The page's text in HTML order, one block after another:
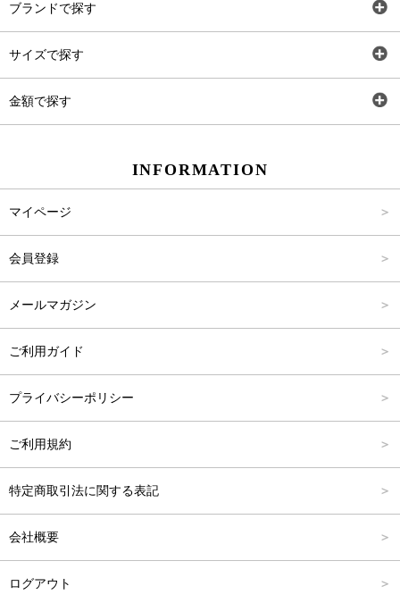
ブランドで探す
サイズで探す
金額で探す
INFORMATION
マイページ
会員登録
メールマガジン
ご利用ガイド
プライバシーポリシー
ご利用規約
特定商取引法に関する表記
会社概要
ログアウト